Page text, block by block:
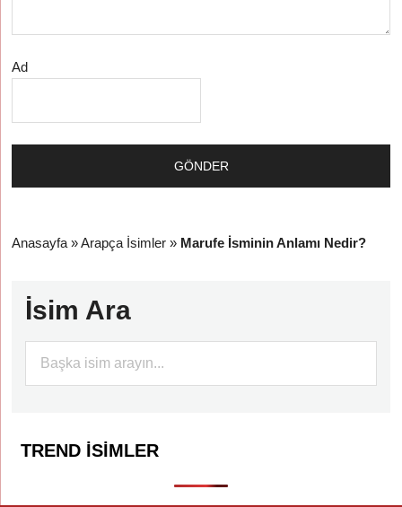
Ad
Anasayfa »Arapça İsimler » Marufe İsminin Anlamı Nedir?
İsim Ara
TREND İSIMLER